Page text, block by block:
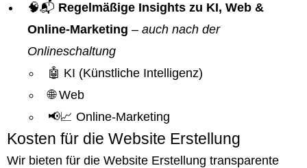
🧠📬 Regelmäßige Insights zu KI, Web &
Online-Marketing – auch nach der
Onlineschaltung
🤖 KI (Künstliche Intelligenz)
🌐 Web
📢📈 Online-Marketing
Kosten für die Website Erstellung
Wir bieten für die Website Erstellung transparente